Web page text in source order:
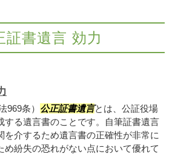
証書遺言 効力
969条） 公正証書遺言とは、公証役場
する遺言書のことです。自筆証書遺言
を介するため遺言書の正確性が非常に
め紛失の恐れがない点において優れて